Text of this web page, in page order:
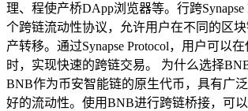
理、程使产桥DApp浏览器等。行跨Synapse
个跨链流动性协议，允许用户在不同的区
产转移。通过Synapse Protocol，用户可以
时，实现快速的跨链交易。 为什么选择
BNB作为币安智能链的原生代币，具有广
好的流动性。使用BNB进行跨链桥接，可